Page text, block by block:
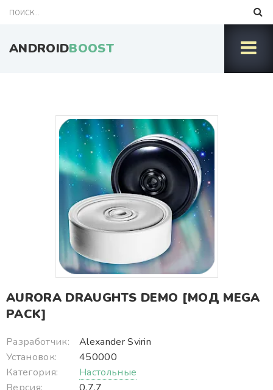
ANDROIDBOOST
AURORA DRAUGHTS DEMO [МОД MEGA
PACK]
Разработчик:
Alexander Svirin
Установок:
450000
Категория:
Настольные